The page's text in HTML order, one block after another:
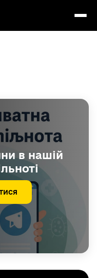
в нашій